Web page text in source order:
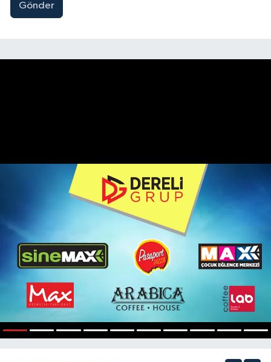
Gönder